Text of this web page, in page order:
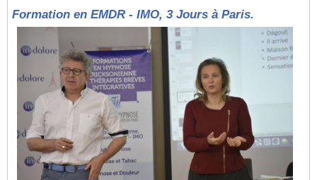
Formation en EMDR - IMO, 3 Jours à Paris.